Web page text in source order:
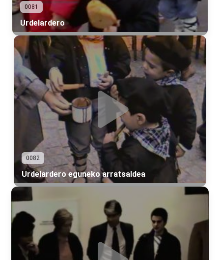
0081
Urdelardero
0082
Urdelardero eguneko arratsaldea